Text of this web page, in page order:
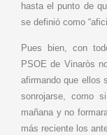
hasta el punto de
se definió como
Pues bien, con
PSOE de Vinaròs
afirmando que ellos
sonrojarse, como
mañana y no
más reciente los